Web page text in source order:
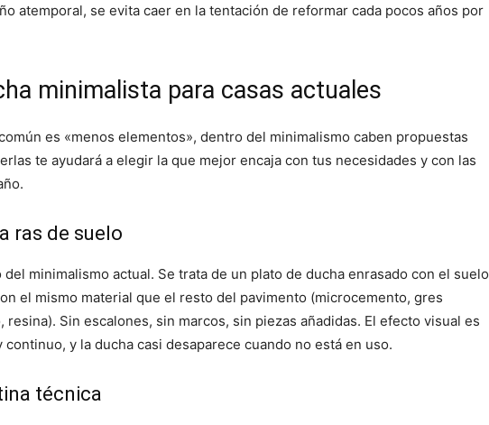
atemporal, se evita caer en la tentación de reformar cada pocos años por
minimalista para casas actuales
es «menos elementos», dentro del minimalismo caben propuestas
te ayudará a elegir la que mejor encaja con tus necesidades y con las
ras de suelo
del minimalismo actual. Se trata de un plato de ducha enrasado con el suelo
el mismo material que el resto del pavimento (microcemento, gres
resina). Sin escalones, sin marcos, sin piezas añadidas. El efecto visual es
y la ducha casi desaparece cuando no está en uso.
técnica